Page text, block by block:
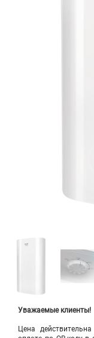
Уважаемые клиенты!
Цена